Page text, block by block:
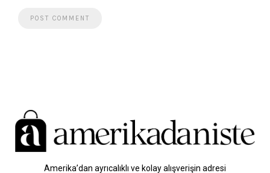
Amerika’dan ayrıcalıklı ve kolay alışverişin adresi